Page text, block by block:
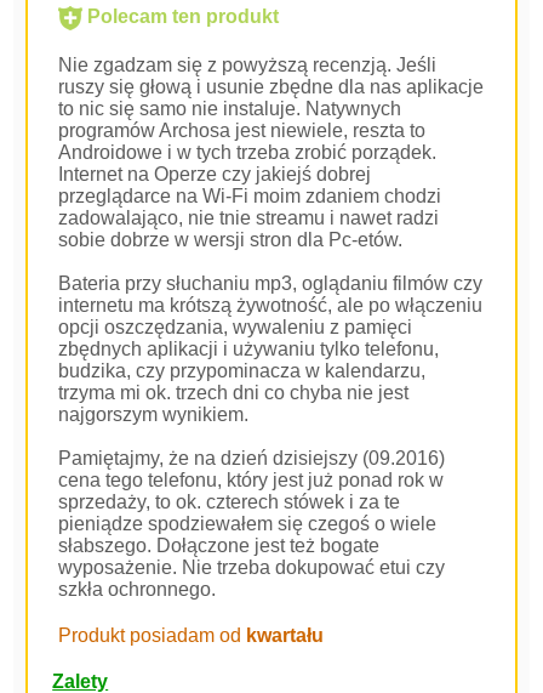
Polecam ten produkt
Nie zgadzam się z powyższą recenzją. Jeśli
ruszy się głową i usunie zbędne dla nas aplikacje
to nic się samo nie instaluje. Natywnych
programów Archosa jest niewiele, reszta to
Androidowe i w tych trzeba zrobić porządek.
Internet na Operze czy jakiejś dobrej
przeglądarce na Wi-Fi moim zdaniem chodzi
zadowalająco, nie tnie streamu i nawet radzi
sobie dobrze w wersji stron dla Pc-etów.
Bateria przy słuchaniu mp3, oglądaniu filmów czy
internetu ma krótszą żywotność, ale po włączeniu
opcji oszczędzania, wywaleniu z pamięci
zbędnych aplikacji i używaniu tylko telefonu,
budzika, czy przypominacza w kalendarzu,
trzyma mi ok. trzech dni co chyba nie jest
najgorszym wynikiem.
Pamiętajmy, że na dzień dzisiejszy (09.2016)
cena tego telefonu, który jest już ponad rok w
sprzedaży, to ok. czterech stówek i za te
pieniądze spodziewałem się czegoś o wiele
słabszego. Dołączone jest też bogate
wyposażenie. Nie trzeba dokupować etui czy
szkła ochronnego.
Produkt posiadam od kwartału
Zalety